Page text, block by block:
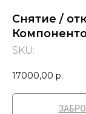
Снятие /
SKU:
17000,00 р.